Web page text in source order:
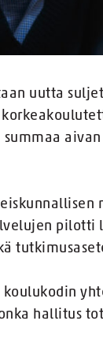
uutta
pilotti
hallitus